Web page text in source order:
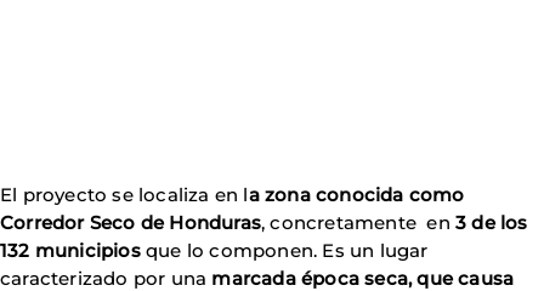
El proyecto se localiza en la zona conocida como
Corredor Seco de Honduras, concretamente en 3 de los
132 municipios que lo componen. Es un lugar
caracterizado por una marcada época seca, que causa